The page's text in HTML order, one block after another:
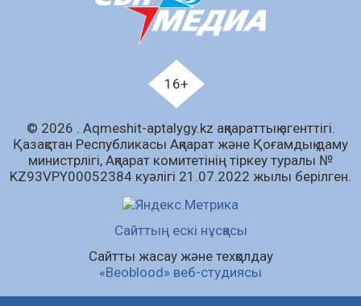
«Дауыс беру учаскесін қалай табуға болады?»￼
07.08.2026 70 0
Барлық жаңалық
16+
© 2026 . Аqmeshit-aptalygy.kz ақпараттық агенттігі.
Қазақстан Республикасы Ақпарат және Қоғамдық даму
министрлігі, Ақпарат комитетінің тіркеу туралы №
KZ93VPY00052384 куәлігі 21.07.2022 жылы берілген.
Сайттың ескі нұсқасы
Сайтты жасау және техқолдау
«Beoblood» веб-студиясы